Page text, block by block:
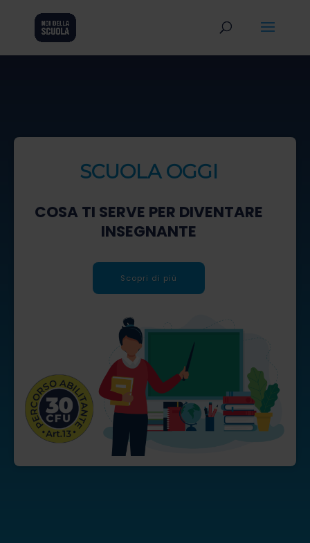
SCUOLA OGGI
COSA TI SERVE PER DIVENTARE
INSEGNANTE
Scopri di più